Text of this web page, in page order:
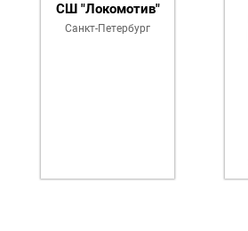
СШ "Локомотив"
Санкт-Петербург